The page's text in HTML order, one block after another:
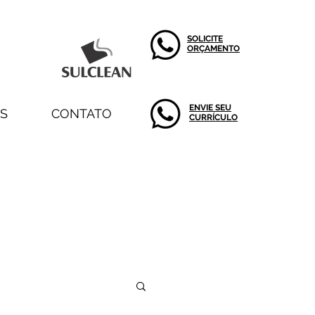
CONTATO
SOLICITE​
ORÇAMENTO
ENVIE SEU
CURRÍCULO